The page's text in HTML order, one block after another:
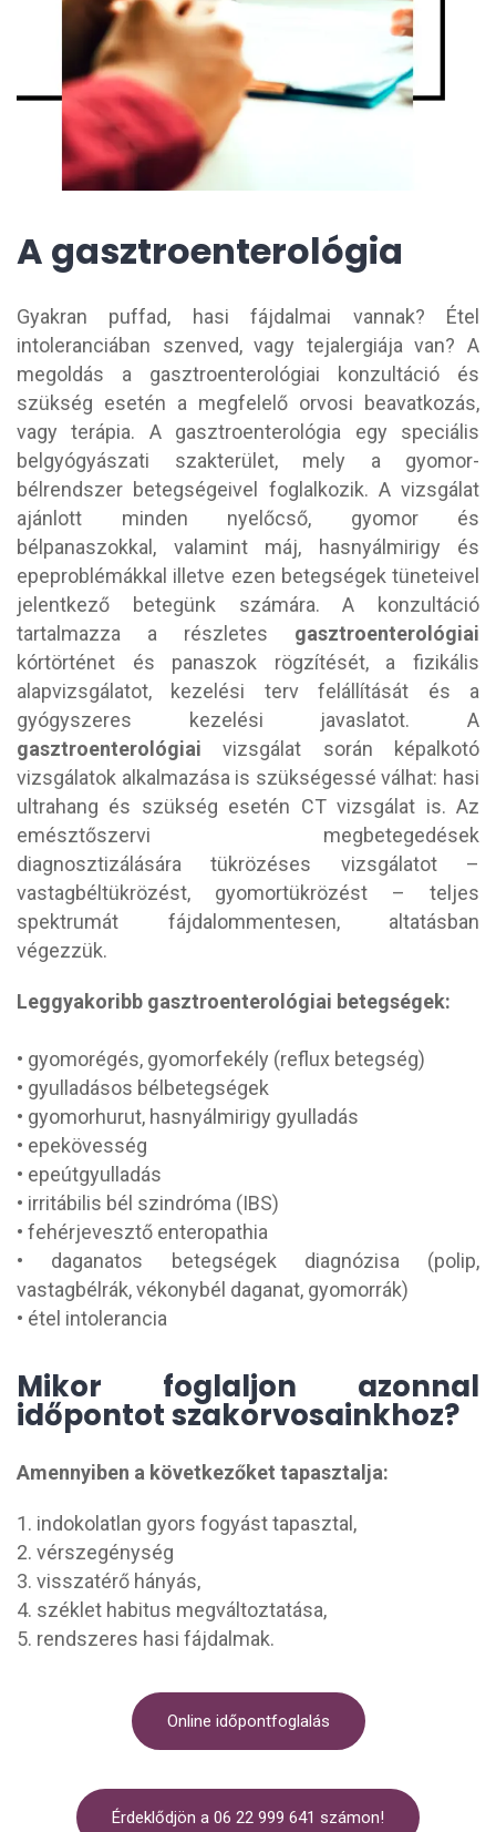
A gasztroenterológia
Gyakran puffad, hasi fájdalmai vannak? Étel
intoleranciában szenved, vagy tejalergiája van? A
megoldás a gasztroenterológiai konzultáció és
szükség esetén a megfelelő orvosi beavatkozás,
vagy terápia. A gasztroenterológia egy speciális
belgyógyászati szakterület, mely a gyomor-
bélrendszer betegségeivel foglalkozik. A vizsgálat
ajánlott minden nyelőcső, gyomor és
bélpanaszokkal, valamint máj, hasnyálmirigy és
epeproblémákkal illetve ezen betegségek tüneteivel
jelentkező betegünk számára. A konzultáció
tartalmazza a részletes gasztroenterológiai
kórtörténet és panaszok rögzítését, a fizikális
alapvizsgálatot, kezelési terv felállítását és a
gyógyszeres kezelési javaslatot. A
gasztroenterológiai vizsgálat során képalkotó
vizsgálatok alkalmazása is szükségessé válhat: hasi
ultrahang és szükség esetén CT vizsgálat is. Az
emésztőszervi megbetegedések
diagnosztizálására tükrözéses vizsgálatot –
vastagbéltükrözést, gyomortükrözést – teljes
spektrumát fájdalommentesen, altatásban
végezzük.
Leggyakoribb gasztroenterológiai betegségek:
• gyomorégés, gyomorfekély (reflux betegség)
• gyulladásos bélbetegségek
• gyomorhurut, hasnyálmirigy gyulladás
• epekövesség
• epeútgyulladás
• irritábilis bél szindróma (IBS)
• fehérjevesztő enteropathia
• daganatos betegségek diagnózisa (polip,
vastagbélrák, vékonybél daganat, gyomorrák)
• étel intolerancia
Mikor foglaljon azonnal
időpontot szakorvosainkhoz?
Amennyiben a következőket tapasztalja:
1. indokolatlan gyors fogyást tapasztal,
2. vérszegénység
3. visszatérő hányás,
4. széklet habitus megváltoztatása,
5. rendszeres hasi fájdalmak.
Online időpontfoglalás
Érdeklődjön a 06 22 999 641 számon!